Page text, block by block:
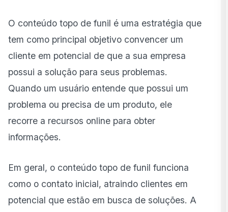
Como produzir conteúdo topo de funil?
Exemplos de conteúdo topo de funil
O conteúdo topo de funil é uma estratégia que
tem como principal objetivo convencer um
cliente em potencial de que a sua empresa
possui a solução para seus problemas.
Quando um usuário entende que possui um
problema ou precisa de um produto, ele
recorre a recursos online para obter
informações.
Em geral, o conteúdo topo de funil funciona
como o contato inicial, atraindo clientes em
potencial que estão em busca de soluções. A